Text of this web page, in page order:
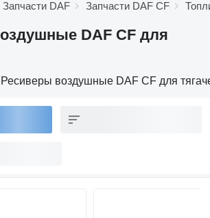
Запчасти DAF Запчасти DAF CF
DAF CF для
Ресиверы воздушные DAF CF для